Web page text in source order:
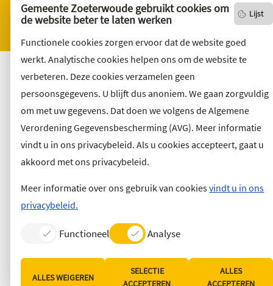
Lijst
Gemeente Zoeterwoude gebruikt cookies om
de website beter te laten werken
Functionele cookies zorgen ervoor dat de website goed
werkt. Analytische cookies helpen ons om de website te
verbeteren. Deze cookies verzamelen geen
persoonsgegevens. U blijft dus anoniem. We gaan zorgvuldig
om met uw gegevens. Dat doen we volgens de Algemene
Verordening Gegevensbescherming (AVG). Meer informatie
vindt u in ons privacybeleid. Als u cookies accepteert, gaat u
akkoord met ons privacybeleid.
Meer informatie over ons gebruik van cookiesvindt u in ons
privacybeleid.
Functioneel Analyse
ALLES WEIGEREN
SELECTIE
ACCEPTEREN
ALLES
ACCEPTEREN
Archief